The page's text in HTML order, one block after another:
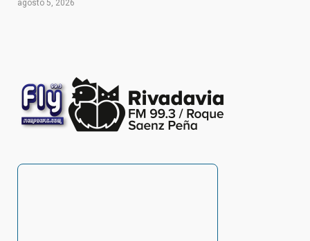
agosto 5, 2026